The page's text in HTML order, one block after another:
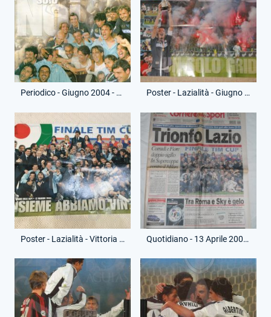
Periodico - Giugno 2004 - Lazialità - Vittoria Coppa Italia Poster - Lazialità - Giugno 2004
Poster - Lazialità - Vittoria Coppa Italia 2004 Quotidiano - 13 Aprile 2004 - Corriere dello Sport - Vittoria Coppa Italia